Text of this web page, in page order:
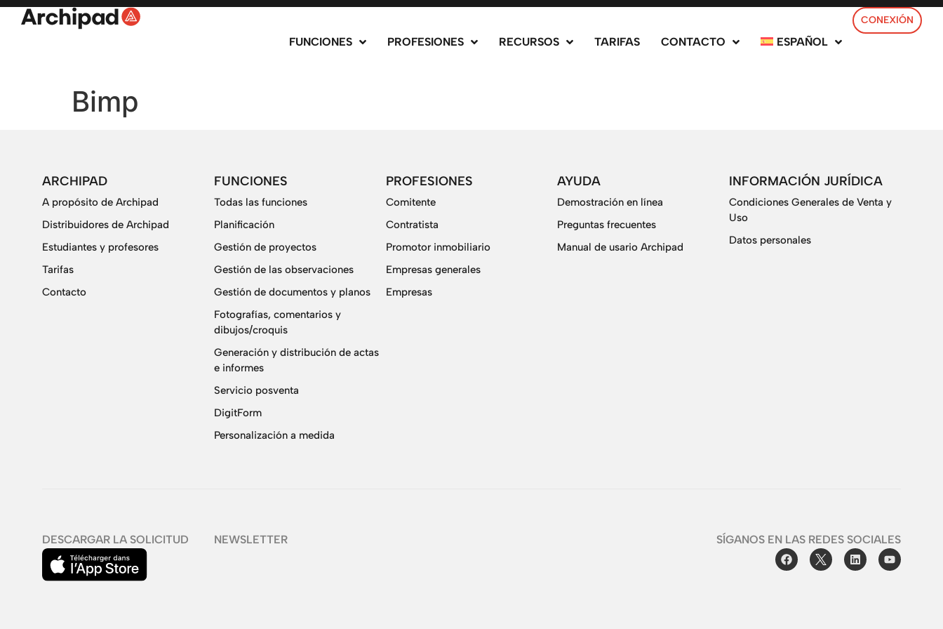
FUNCIONES PROFESIONES RECURSOS TARIFAS CONTACTO ESPAÑOL
CONEXIÓN
Bimp
ARCHIPAD
A propósito de Archipad
Distribuidores de Archipad
Estudiantes y profesores
Tarifas
Contacto
FUNCIONES
Todas las funciones
Planificación
Gestión de proyectos
Gestión de las observaciones
Gestión de documentos y planos
Fotografías, comentarios y
dibujos/croquis
Generación y distribución de actas
e informes
Servicio posventa
DigitForm
Personalización a medida
PROFESIONES
Comitente
Contratista
Promotor inmobiliario
Empresas generales
Empresas
AYUDA
Demostración en línea
Preguntas frecuentes
Manual de usario Archipad
INFORMACIÓN JURÍDICA
Condiciones Generales de Venta y
Uso
Datos personales
DESCARGAR LA SOLICITUD NEWSLETTER SÍGANOS EN LAS REDES SOCIALES